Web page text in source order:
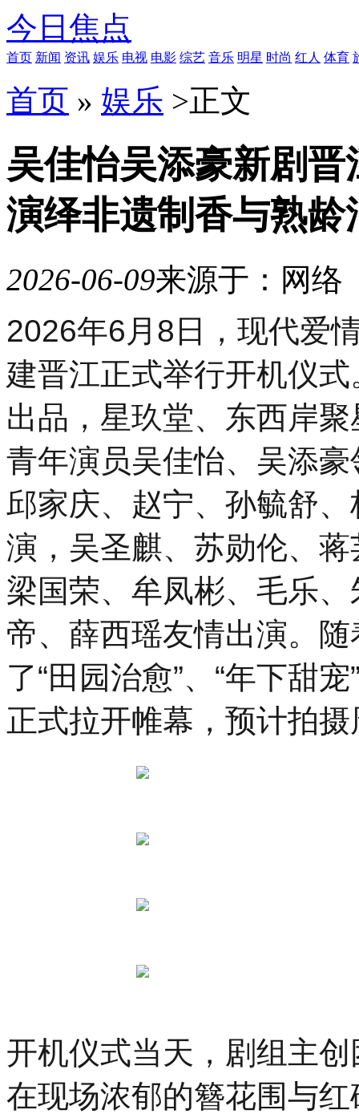
今日焦点
首页 新闻 资讯 娱乐 电视 电影 综艺 音乐 明星 时尚 红人 体育
首页 » 娱乐 >正文
吴佳怡吴添豪新剧
演绎非遗制香与熟龄
2026-06-09来源于：网络
月
21
19
时
分，
「势
起
东
时
尚
杭
州」
汉
帛
奖
第
届
国
际
德
寿
宫
隆
重
2026年6月8日，现代爱
建晋江正式举行开机仪
出品，星玖堂、东西岸
青年演员吴佳怡、吴添
邱家庆、赵宁、孙毓舒
演，吴圣麒、苏勋伦、
梁国荣、牟凤彬、毛乐
帝、薛西瑶友情出演。
了“田园治愈”、“年下甜
正式拉开帷幕，预计拍
开机仪式当天，剧组主
在现场浓郁的簪花围与